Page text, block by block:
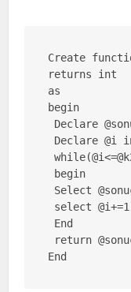
Create
returns int
as
begin
Declare
Declare @i
begin
Select
select @i+=1
End
return
End